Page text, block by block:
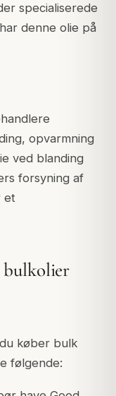
specialiserede
denne olie på
opvarmning
ved blanding
forsyning af
et
bulkolier
køber bulk
følgende: